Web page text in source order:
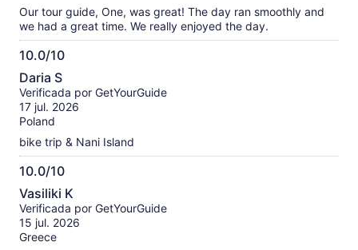
Our tour guide, One, was great! The day ran smoothly and
we had a great time. We really enjoyed the day.
10.0/10
10.0
de
10
Daria S
Verificada por GetYourGuide
17 jul. 2026
Poland
bike trip & Nani Island
10.0/10
10.0
de
10
Vasiliki K
Verificada por GetYourGuide
15 jul. 2026
Greece